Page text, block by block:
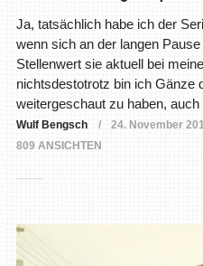
Ja, tatsächlich habe ich der
wenn sich an der langen
Stellenwert sie aktuell bei
nichtsdestotrotz bin ich Gänze
weitergeschaut zu haben,
Wulf Bengsch 24. November
809 ANSICHTEN